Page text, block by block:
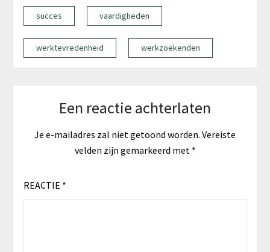
succes vaardigheden
werktevredenheid werkzoekenden
Een reactie achterlaten
Je e-mailadres zal niet getoond worden. Vereiste
velden zijn gemarkeerd met *
REACTIE *